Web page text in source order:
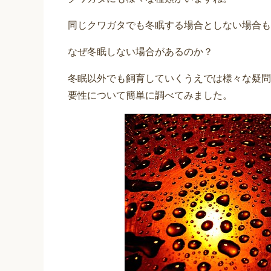
同じクワガタでも冬眠する場合としない場合
なぜ冬眠しない場合があるのか？
冬眠以外でも飼育していくうえでは様々な疑
要性について簡単に調べてみました。